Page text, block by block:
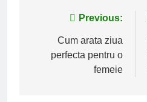
Navigare
articole
Previous:
Cum arata ziua
perfecta pentru o
femeie